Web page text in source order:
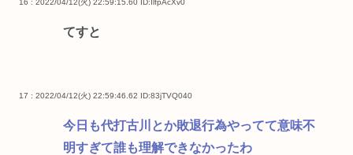
16 : 2022/04/12(火) 22:59:15.60 ID:IlfpAcXv0
てすと
17 : 2022/04/12(火) 22:59:46.62 ID:83jTVQ040
今日も代打古川とか敗退行為やってて意味不
明すぎて誰も理解できなかったわ